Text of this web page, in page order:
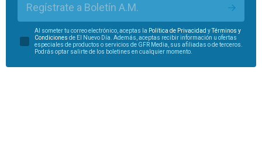
Regístrate a Boletín A.M.
Al someter tu correo electrónico, aceptas la Política de Privacidad y
Términos y
Condiciones de El Nuevo Día. Además, aceptas recibir información u ofertas
especiales de productos o servicios de GFR Media, sus afiliadas o de terceros.
Podrás optar salirte de los boletines en cualquier momento.